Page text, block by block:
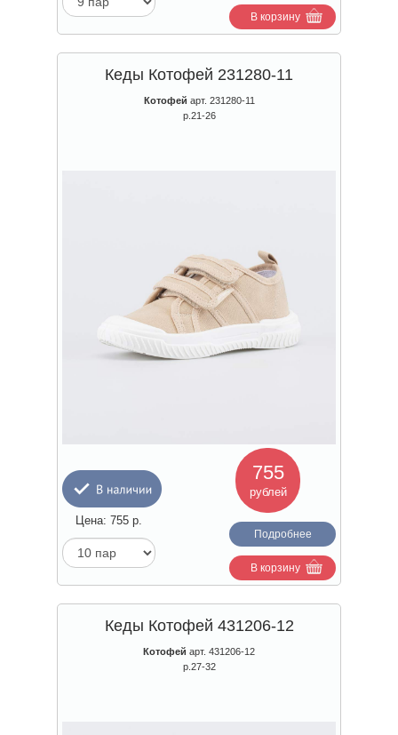
В корзину
Кеды Котофей 231280-11
Котофей арт. 231280-11
р.21-26
755
рублей
Цена: 755 р.
Подробнее
В корзину
Кеды Котофей 431206-12
Котофей арт. 431206-12
р.27-32